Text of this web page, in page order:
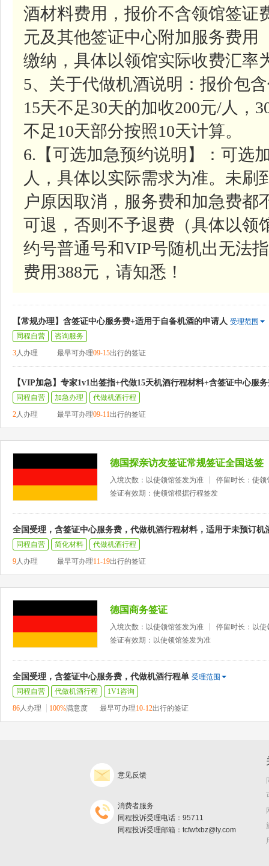
酒材料费用，报价不含领馆签证
元及其他签证中心附加服务费用
缴纳，具体以领馆实际收费汇率
5、关于代做机酒说明：报价包
15天不足30天的加收200元/人，
不足10天部分按照10天计算。
6.【可选加急预约说明】：可选
人，具体以实际需求为准。未
户原因取消，服务费和加急费
可退，否则不予退费（具体以领
约号普通号和VIP号随机出无法
费用388元，请知悉！
【常规办理】含签证中心服务费+适用于自备机酒的申请人 受理范围
同程自营
咨询服务
3人办理 最早可办理09-15出行的签证
【VIP加急】专家1v1出签指+代做15天机酒行程材料+含签证中心服
同程自营 加急办理
代做机酒行程
2人办理 最早可办理09-11出行的签证
德国探亲访友签证常规签证全国送签
入境次数：以使领馆签发为准
停留时长：使领
签证有效期：使领馆根据行程签发
全国受理，含签证中心服务费，代做机酒行程材料，适用于未预订机
同程自营 简化材料
代做机酒行程
9人办理 最早可办理11-19出行的签证
德国商务签证
入境次数：以使领馆签发为准
停留时长：以使
签证有效期：以使领馆签发为准
全国受理，含签证中心服务费，代做机酒行程单 受理范围
同程自营
代做机酒行程
1V1咨询
86人办理 100%满意度 最早可办理10-12出行的签证
意见反馈
消费者服务
同程投诉受理电话：95711
同程投诉受理邮箱：tcfwfxbz@ly.com